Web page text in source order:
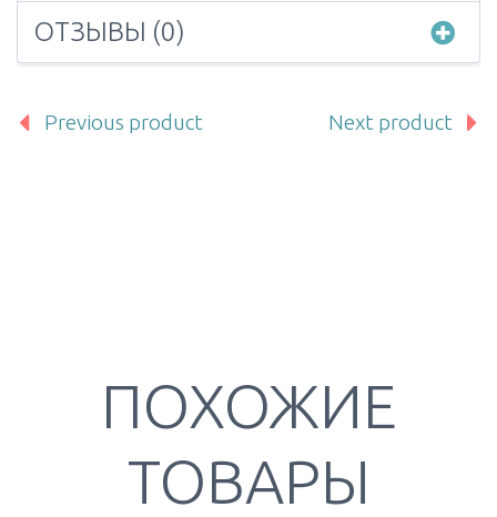
ОТЗЫВЫ (0)
Previous product Next product
ПОХОЖИЕ
ТОВАРЫ